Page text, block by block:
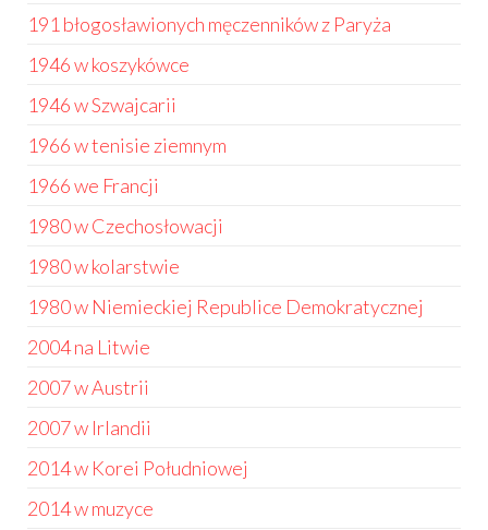
191 błogosławionych męczenników z Paryża
1946 w koszykówce
1946 w Szwajcarii
1966 w tenisie ziemnym
1966 we Francji
1980 w Czechosłowacji
1980 w kolarstwie
1980 w Niemieckiej Republice Demokratycznej
2004 na Litwie
2007 w Austrii
2007 w Irlandii
2014 w Korei Południowej
2014 w muzyce